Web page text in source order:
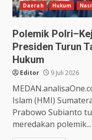
Daerah Hukum
Polemik
Presiden Turun
Hukum
Editor 9 Juli 2026
Islam (HMI)
Prabowo Subianto
meredakan polemik...